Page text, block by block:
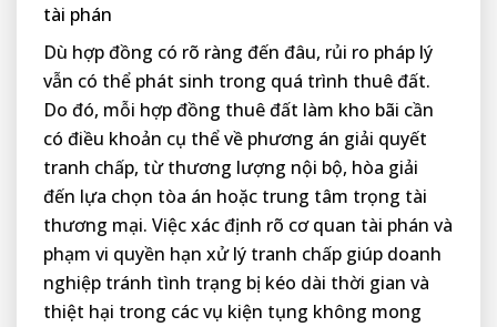
tài phán
Dù hợp đồng có rõ ràng đến đâu, rủi ro pháp lý
vẫn có thể phát sinh trong quá trình thuê đất.
Do đó, mỗi hợp đồng thuê đất làm kho bãi cần
có điều khoản cụ thể về phương án giải quyết
tranh chấp, từ thương lượng nội bộ, hòa giải
đến lựa chọn tòa án hoặc trung tâm trọng tài
thương mại. Việc xác định rõ cơ quan tài phán và
phạm vi quyền hạn xử lý tranh chấp giúp doanh
nghiệp tránh tình trạng bị kéo dài thời gian và
thiệt hại trong các vụ kiện tụng không mong